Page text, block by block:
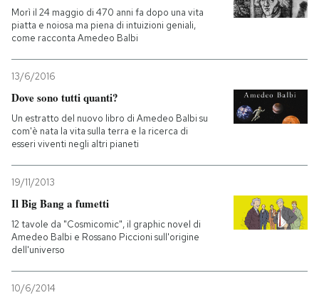
Morì il 24 maggio di 470 anni fa dopo una vita
piatta e noiosa ma piena di intuizioni geniali,
come racconta Amedeo Balbi
13/6/2016
Dove sono tutti quanti?
Un estratto del nuovo libro di Amedeo Balbi su
com'è nata la vita sulla terra e la ricerca di
esseri viventi negli altri pianeti
19/11/2013
Il Big Bang a fumetti
12 tavole da "Cosmicomic", il graphic novel di
Amedeo Balbi e Rossano Piccioni sull'origine
dell'universo
10/6/2014